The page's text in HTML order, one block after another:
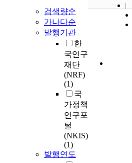
검색량순
가나다순
발행기관
한
국연구
재단
(NRF)
(1)
국
가정책
연구포
털
(NKIS)
(1)
발행연도